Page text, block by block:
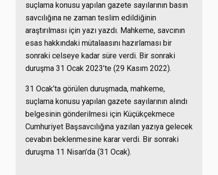
suçlama konusu yapılan gazete sayılarının basın
savcılığına ne zaman teslim edildiğinin
araştırılması için yazı yazdı. Mahkeme, savcının
esas hakkındaki mütalaasını hazırlaması bir
sonraki celseye kadar süre verdi. Bir sonraki
duruşma 31 Ocak 2023’te (29 Kasım 2022).
31 Ocak’ta görülen duruşmada, mahkeme,
suçlama konusu yapılan gazete sayılarının alındı
belgesinin gönderilmesi için Küçükçekmece
Cumhuriyet Başsavcılığına yazılan yazıya gelecek
cevabın beklenmesine karar verdi. Bir sonraki
duruşma 11 Nisan’da (31 Ocak).